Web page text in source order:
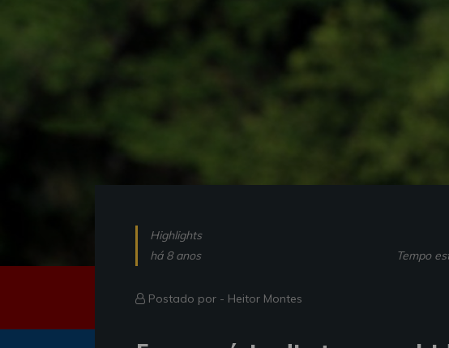
Highlights
há 8 anos
Tempo
Postado por - Heitor Montes